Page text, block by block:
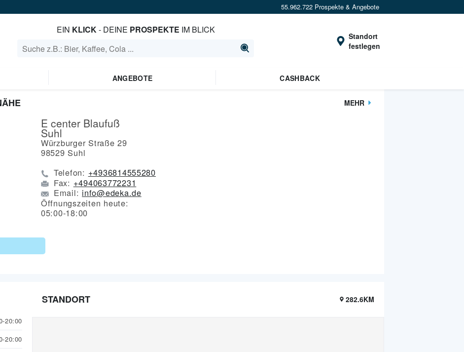
55.962.722 Prospekte & Angebote
EIN KLICK- DEINE PROSPEKTE IM BLICK
Standort
festlegen
ANGEBOTE CASHBACK
MEHR
E center Blaufuß
Suhl
Würzburger Straße 29
98529 Suhl
Telefon: +4936814555280
Fax: +494063772231
Email: info@edeka.de
Öffnungszeiten heute:
05:00-18:00
20:00
20:00
STANDORT 282.6KM